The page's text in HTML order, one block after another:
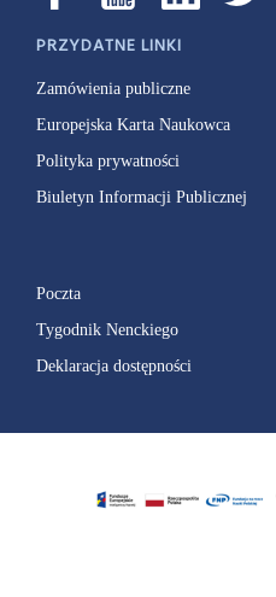
PRZYDATNE LINKI
Zamówienia publiczne
Europejska Karta Naukowca
Polityka prywatności
Biuletyn Informacji Publicznej
Poczta
Tygodnik Nenckiego
Deklaracja dostępności